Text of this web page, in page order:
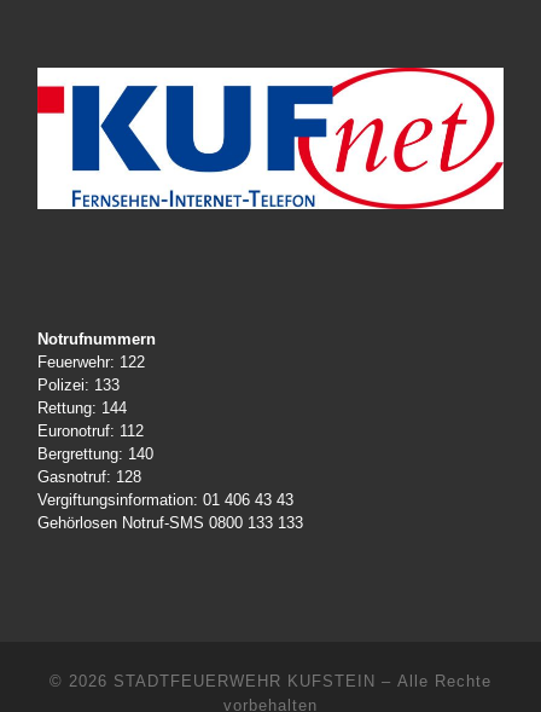
Notrufnummern
Feuerwehr: 122
Polizei: 133
Rettung: 144
Euronotruf: 112
Bergrettung: 140
Gasnotruf: 128
Vergiftungsinformation: 01 406 43 43
Gehörlosen Notruf-SMS 0800 133 133
© 2026 STADTFEUERWEHR KUFSTEIN – Alle Rechte
vorbehalten